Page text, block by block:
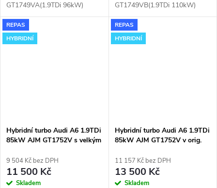
GT1749VA(1.9TDi 96kW)
instalované v obalu GT1749V
(pro motory TDi 66-85KW).
Vhodné zejména k
GT1749VB(1.9TDi 110kW)
instalované v obalu GT1749V
(pro motory TDi 66-85KW).
Vhodné zejména k
REPAS
HYBRIDNÍ
Hybridní turbo Audi A6 1.9TDi
85kW AJM GT1752V s velkým
9 504 Kč bez DPH
11 500 Kč
Skladem
REPAS
HYBRIDNÍ
Hybridní turbo Audi A6 1.9TDi
85kW AJM GT1752V v orig.
11 157 Kč bez DPH
13 500 Kč
Skladem